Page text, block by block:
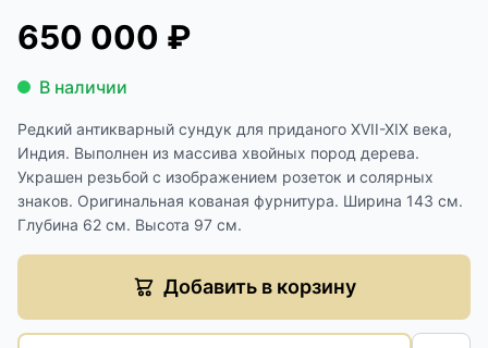
650 000 ₽
В наличии
Редкий антикварный сундук для приданого XVII-XIX века,
Индия. Выполнен из массива хвойных пород дерева.
Украшен резьбой с изображением розеток и солярных
знаков. Оригинальная кованая фурнитура. Ширина 143 см.
Глубина 62 см. Высота 97 см.
Добавить в корзину